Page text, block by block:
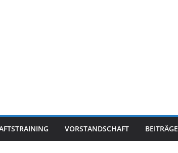
VORSTANDSCHAFT BEITRÄGE